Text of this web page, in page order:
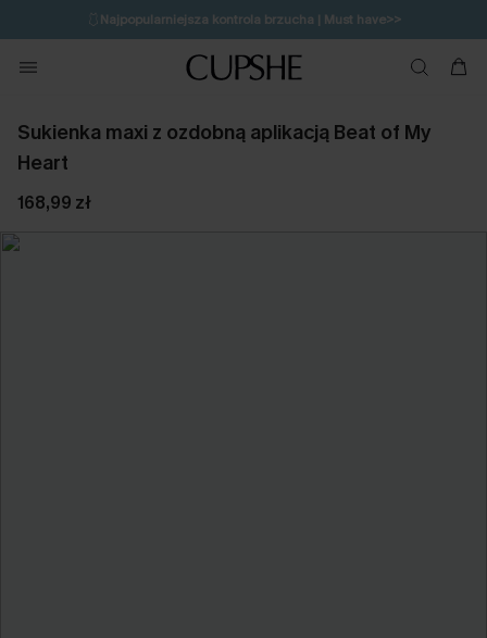
🩱Najpopularniejsza kontrola brzucha | Must have>>
🔥OSTATNIA SZANSA | Do 50% rabatu>>
💌Zapisz się i zyskaj do 20% rabatu>>
Sukienka maxi z ozdobną aplikacją Beat of My
Heart
168,99 zł